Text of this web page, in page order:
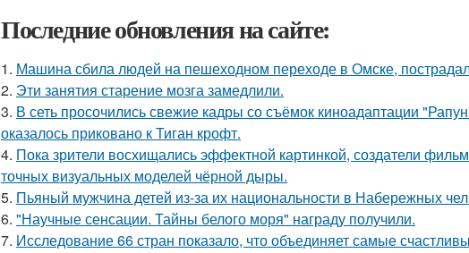
Последние обновления на сайте:
1. Машина сбила людей на пешеходном переходе в Омске,
2. Эти занятия старение мозга замедлили.
3. В сеть просочились свежие кадры со съёмок киноадаптации
оказалось приковано к Тиган крофт.
4. Пока зрители восхищались эффектной картинкой, создатели
точных визуальных моделей чёрной дыры.
5. Пьяный мужчина детей из-за их национальности в Набережных
6. "Научные сенсации. Тайны белого моря" награду получили.
7. Исследование 66 стран показало, что объединяет самые